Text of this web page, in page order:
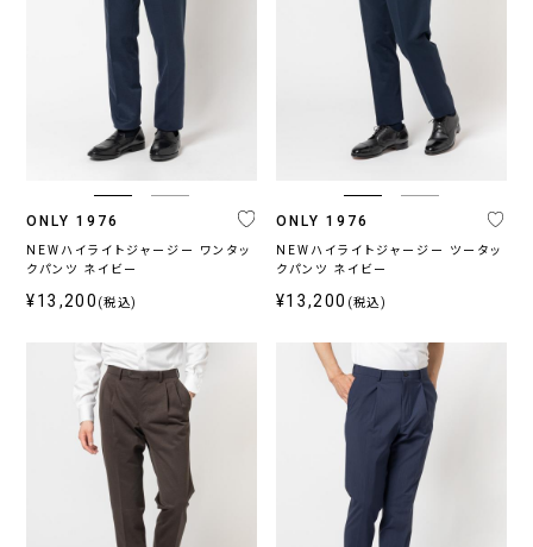
ONLY 1976
NEWハイライトジャージー ワンタッ
クパンツ ネイビー
¥13,200 (税込)
ONLY 1976
NEWハイライトジャージー ツータッ
クパンツ ネイビー
¥13,200 (税込)